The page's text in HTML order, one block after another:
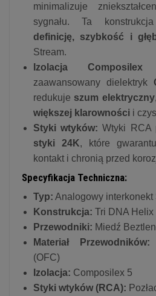
minimalizuje
sygnału. Ta
definicję, szybkość i
Stream.
Izolacja
zaawansowany dielektryk
redukuje szum elektryczny
większej klarowności i
Styki wtyków: Wtyki RCA
styki 24K, które
kontakt i chronią przed
Specyfikacja Techniczna:
Typ: Analogowy
Konstrukcja: Tri DNA Helix
Przewodniki: Miedź
Materiał Przewodników:
(OFC)
Izolacja: Composilex 5
Styki wtyków (RCA):